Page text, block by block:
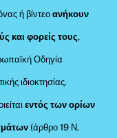
ή βίντεοανήκουν
και φορείς τους,
Οδηγία
ιδιοκτησίας.
εντός των ορίων
(άρθρο 19 Ν.